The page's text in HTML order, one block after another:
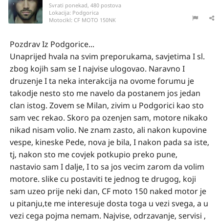
Svrati ponekad, 480 postova
Lokacija: Podgorica
Motocikl: CF MOTO 150NK
Pozdrav Iz Podgorice...
Unaprijed hvala na svim preporukama, savjetima I sl.
zbog kojih sam se I najvise ulogovao. Naravno I
druzenje I ta neka interakcija na ovome forumu je
takodje nesto sto me navelo da postanem jos jedan
clan istog. Zovem se Milan, zivim u Podgorici kao sto
sam vec rekao. Skoro pa ozenjen sam, motore nikako
nikad nisam volio. Ne znam zasto, ali nakon kupovine
vespe, kineske Pede, nova je bila, I nakon pada sa iste,
tj, nakon sto me covjek potkupio preko pune,
nastavio sam I dalje, I to sa jos vecim zarom da volim
motore. slike cu postaviti te jednog te drugog, koji
sam uzeo prije neki dan, CF moto 150 naked motor je
u pitanju,te me interesuje dosta toga u vezi svega, a u
vezi cega pojma nemam. Najvise, odrzavanje, servisi ,